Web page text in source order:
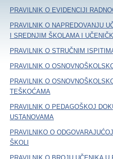
PRAVILNIK O EVIDENCIJI
PRAVILNIK O NAPREDOVANJU
I SREDNJIM ŠKOLAMA I
PRAVILNIK O STRUČNIM
PRAVILNIK O
PRAVILNIK O
TEŠKOĆAMA
PRAVILNIK O PEDAGOŠKOJ
USTANOVAMA
PRAVILNIKO O
ŠKOLI